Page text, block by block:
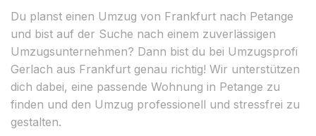
Du planst einen Umzug von Frankfurt nach Petange
und bist auf der Suche nach einem zuverlässigen
Umzugsunternehmen? Dann bist du bei Umzugsprofi
Gerlach aus Frankfurt genau richtig! Wir unterstützen
dich dabei, eine passende Wohnung in Petange zu
finden und den Umzug professionell und stressfrei zu
gestalten.